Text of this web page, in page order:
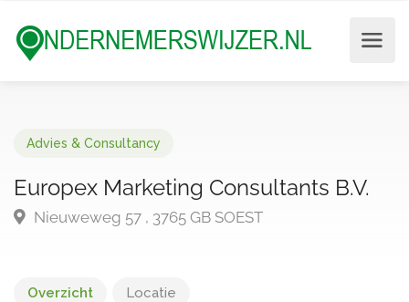
Advies & Consultancy
Europex Marketing Consultants B.V.
Nieuweweg 57 , 3765 GB SOEST
Overzicht Locatie